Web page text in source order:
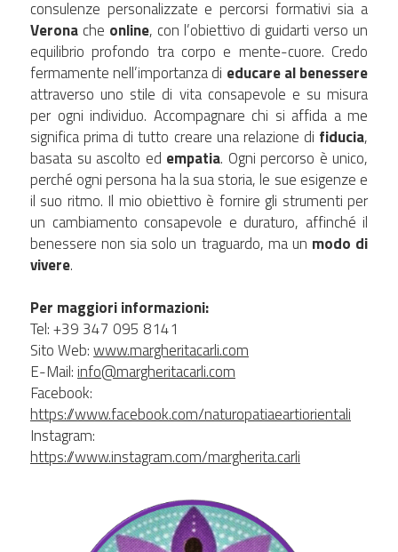
Verona che online, con l’obiettivo di guidarti verso un
equilibrio profondo tra corpo e mente-cuore. Credo
fermamente nell’importanza di
attraverso uno stile di vita consapevole e su misura
per ogni individuo. Accompagnare chi si affida a me
significa prima di tutto creare una relazione di fiducia,
basata su ascolto ed empatia. Ogni percorso è unico,
perché ogni persona ha la sua storia, le sue esigenze e
il suo ritmo. Il mio obiettivo è fornire gli strumenti per
un cambiamento consapevole e duraturo, affinché il
benessere non sia solo un traguardo, ma un modo di
vivere.
Per maggiori informazioni:
Tel: +39 347 095 8141
Sito Web: www.margheritacarli.com
E-Mail: info@margheritacarli.com
https://www.facebook.com/naturopatiaeartiorientali
https://www.instagram.com/margherita.carli